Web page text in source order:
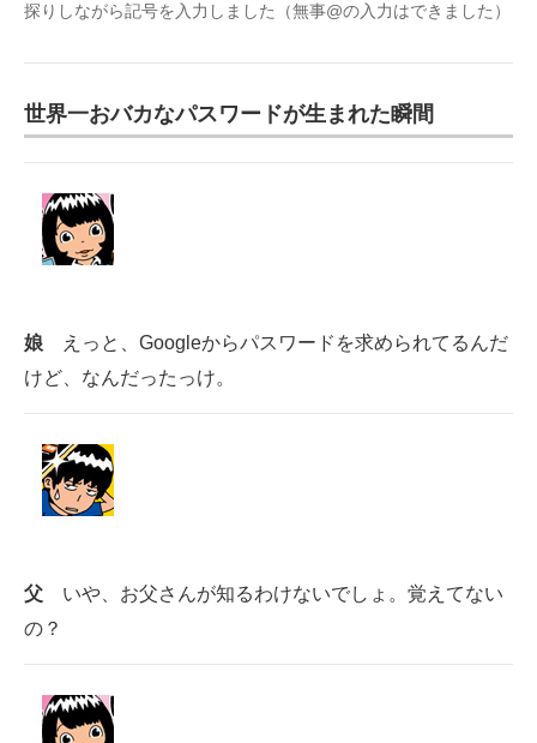
探りしながら記号を入力しました（無事@の入力はできました）
世界一おバカなパスワードが生まれた瞬間
娘 えっと、Googleからパスワードを求められてるんだ
けど、なんだったっけ。
父 いや、お父さんが知るわけないでしょ。覚えてない
の？